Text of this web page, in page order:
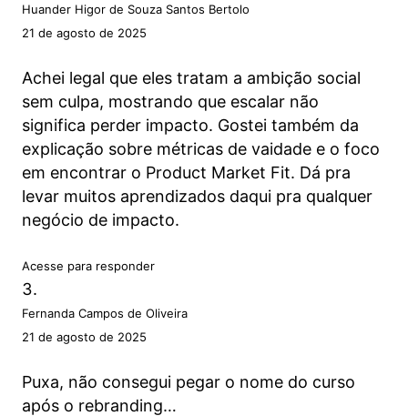
Huander Higor de Souza Santos Bertolo
21 de agosto de 2025
Achei legal que eles tratam a ambição social
sem culpa, mostrando que escalar não
significa perder impacto. Gostei também da
explicação sobre métricas de vaidade e o foco
em encontrar o Product Market Fit. Dá pra
levar muitos aprendizados daqui pra qualquer
negócio de impacto.
Acesse para responder
Fernanda Campos de Oliveira
21 de agosto de 2025
Puxa, não consegui pegar o nome do curso
após o rebranding…